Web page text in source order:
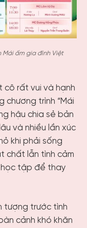
Mái ấm gia đình Việt
cô rất vui và hạnh
chương trình “Mái
hậu chia sẻ bản
và nhiều lần xúc
khi phải sống
chất lẫn tình cảm
học tập để thay
tượng trước tình
cảnh khó khăn